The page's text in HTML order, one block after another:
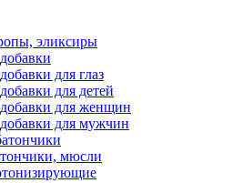
эликсиры
для глаз
для детей
для женщин
для мужчин
мюсли